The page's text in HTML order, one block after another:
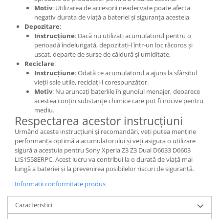
Lenovo
Motorola
Oppo
Samsung
Vodafone
Xiaomi
ZTE
Mufa incarcare
Allview
Nokia
Samsung
Motiv: Utilizarea de accesorii neadecvate poate afecta
negativ durata de viață a bateriei și siguranța acesteia.
Depozitare:
Instrucțiune: Dacă nu utilizați acumulatorul pentru o
perioadă îndelungată, depozitați-l într-un loc răcoros și
uscat, departe de surse de căldură și umiditate.
Reciclare:
Instrucțiune: Odată ce acumulatorul a ajuns la sfârșitul
vieții sale utile, reciclați-l corespunzător.
Motiv: Nu aruncați bateriile în gunoiul menajer, deoarece
acestea conțin substanțe chimice care pot fi nocive pentru
mediu.
Respectarea acestor instrucțiuni
Urmând aceste instrucțiuni și recomandări, veți putea menține
performanța optimă a acumulatorului și veți asigura o utilizare
sigură a acestuia pentru Sony Xperia Z3 Z3 Dual D6633 D6603
LIS1558ERPC. Acest lucru va contribui la o durată de viață mai
lungă a bateriei și la prevenirea posibilelor riscuri de siguranță.
Informatii conformitate produs
Caracteristici